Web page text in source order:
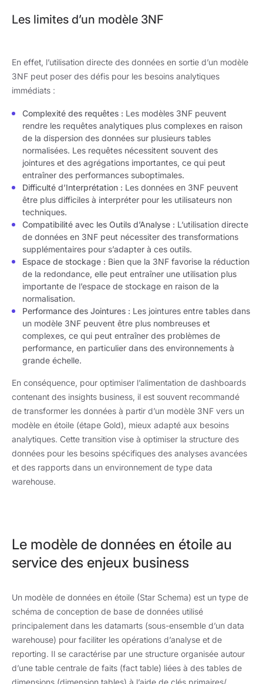
Les limites d’un modèle 3NF
En effet, l’utilisation directe des données en sortie d’un modèle
3NF peut poser des défis pour les besoins analytiques
immédiats :
Complexité des requêtes : Les modèles 3NF peuvent
rendre les requêtes analytiques plus complexes en raison
de la dispersion des données sur plusieurs tables
normalisées. Les requêtes nécessitent souvent des
jointures et des agrégations importantes, ce qui peut
entraîner des performances suboptimales.
Difficulté d’Interprétation : Les données en 3NF peuvent
être plus difficiles à interpréter pour les utilisateurs non
techniques.
Compatibilité avec les Outils d’Analyse : L’utilisation directe
de données en 3NF peut nécessiter des transformations
supplémentaires pour s’adapter à ces outils.
Espace de stockage : Bien que la 3NF favorise la réduction
de la redondance, elle peut entraîner une utilisation plus
importante de l’espace de stockage en raison de la
normalisation.
Performance des Jointures : Les jointures entre tables dans
un modèle 3NF peuvent être plus nombreuses et
complexes, ce qui peut entraîner des problèmes de
performance, en particulier dans des environnements à
grande échelle.
En conséquence, pour optimiser l’alimentation de dashboards
contenant des insights business, il est souvent recommandé
de transformer les données à partir d’un modèle 3NF vers un
modèle en étoile (étape Gold), mieux adapté aux besoins
analytiques. Cette transition vise à optimiser la structure des
données pour les besoins spécifiques des analyses avancées
et des rapports dans un environnement de type data
warehouse.
Le modèle de données en étoile au
service des enjeux business
Un modèle de données en étoile (Star Schema) est un type de
schéma de conception de base de données utilisé
principalement dans les datamarts (sous-ensemble d’un data
warehouse) pour faciliter les opérations d’analyse et de
reporting. Il se caractérise par une structure organisée autour
d’une table centrale de faits (fact table) liées à des tables de